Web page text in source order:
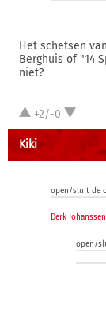
Het schetsen
Berghuis of "14
niet?
+2/-0
Kiki
open/sluit de
Derk Johanssen
open/